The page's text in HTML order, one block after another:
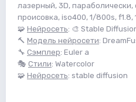
лазерный, 3D,
происовка, iso400, 1/800s, f1.8,
🧩 Нейросеть: 🎨 Stable
🔨 Модель нейросети:
🔧 Сэмплер: Euler a
🎭 Стили: Watercolor
🧩 Нейросеть: stable diffusion